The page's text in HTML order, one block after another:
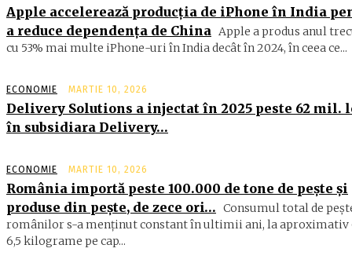
Apple accelerează producția de iPhone în India
a reduce dependența de China Apple a produs anul
cu 53% mai multe iPhone-uri în India decât în 2024, în ceea ce...
ECONOMIE MARTIE 10, 2026
Delivery Solutions a injectat în 2025 peste 62 mil.
în subsidiara Delivery…
ECONOMIE MARTIE 10, 2026
România importă peste 100.000 de tone de peşte şi
produse din peşte, de zece ori… Consumul total de
ro­mâ­nilor s-a menţinut constant în ul­timii ani, la aproximativ
6,5 ki­lograme pe cap...